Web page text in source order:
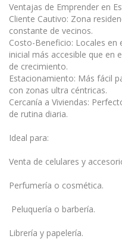
Ventajas de Emprender en
Cliente Cautivo: Zona
constante de vecinos.
Costo-Beneficio: Locales en
inicial más accesible que en
de crecimiento.
Estacionamiento: Más fácil
con zonas ultra céntricas.
Cercanía a Viviendas:
de rutina diaria.
Ideal para:
Venta de celulares y
Perfumería o cosmética.
️ Peluquería o barbería.
Librería y papelería.